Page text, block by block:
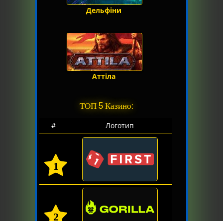
Дельфіни
Аттіла
ТОП 5 Казино:
# Логотип
1
2